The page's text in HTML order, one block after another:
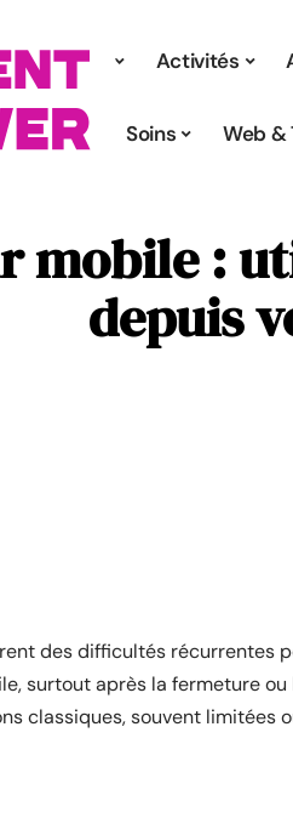
À la une Activités
Look Soins Web &
mobile :
depuis
des difficultés récurrentes
surtout après la fermeture ou
classiques, souvent limitées